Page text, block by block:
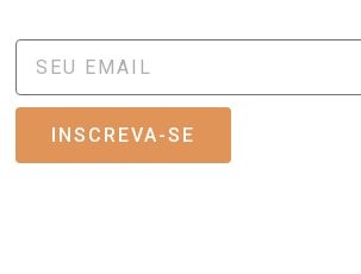
INSCREVA-SE